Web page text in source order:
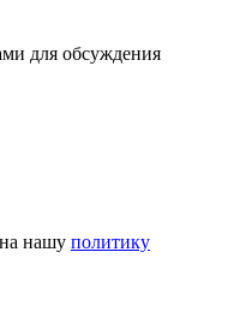
для обсуждения
на нашу политику